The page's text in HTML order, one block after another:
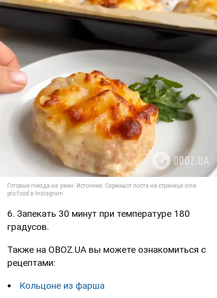
6. Запекать 30 минут при температуре 180
градусов.
Также на OBOZ.UA вы можете ознакомиться с
рецептами:
Кольцоне из фарша